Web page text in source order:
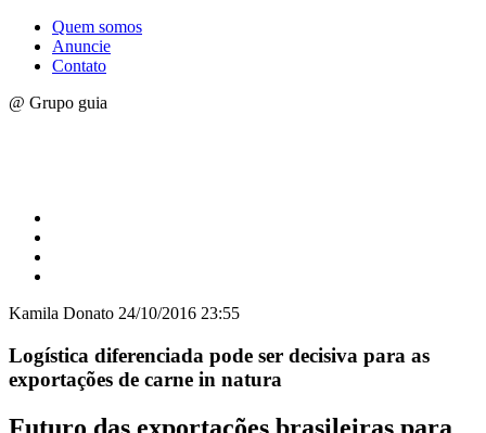
Quem somos
Anuncie
Contato
@ Grupo guia
Kamila Donato 24/10/2016 23:55
Logística diferenciada pode ser decisiva para as
exportações de carne in natura
Futuro das exportações brasileiras para